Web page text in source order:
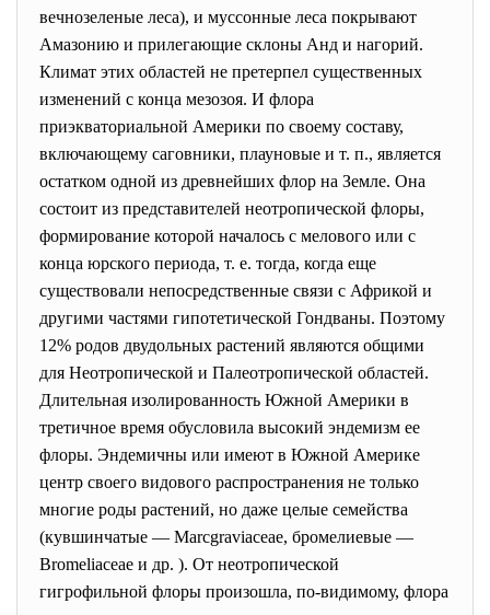
вечнозеленые леса), и муссонные леса покрывают
Амазонию и прилегающие склоны Анд и нагорий.
Климат этих областей не претерпел существенных
изменений с конца мезозоя. И флора
приэкваториальной Америки по своему составу,
включающему саговники, плауновые и т. п., является
остатком одной из древнейших флор на Земле. Она
состоит из представителей неотропической флоры,
формирование которой началось с мелового или с
конца юрского периода, т. е. тогда, когда еще
существовали непосредственные связи с Африкой и
другими частями гипотетической Гондваны. Поэтому
12% родов двудольных растений являются общими
для Неотропической и Палеотропической областей.
Длительная изолированность Южной Америки в
третичное время обусловила высокий эндемизм ее
флоры. Эндемичны или имеют в Южной Америке
центр своего видового распространения не только
многие роды растений, но даже целые семейства
(кувшинчатые — Marcgraviaceae, бромелиевые —
Bromeliaceae и др. ). От неотропической
гигрофильной флоры произошла, по-видимому, флора